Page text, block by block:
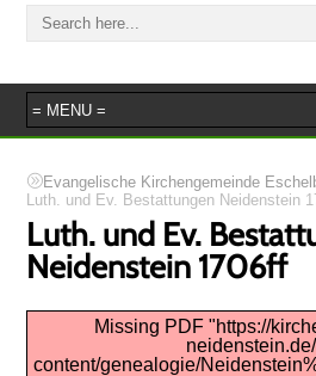
Evangelische Kirchengemeinde
Luth. und Ev. Bestattungen Neidenstein
Luth. und Ev.
Neidenstein 1706ff
Missing PDF "https://
content/genealogie/